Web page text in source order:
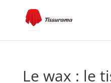
Le wax : le